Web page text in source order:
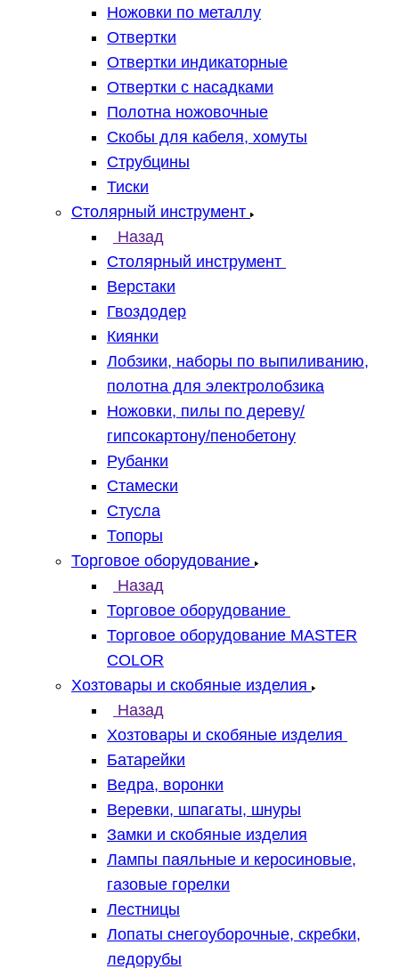
Ножовки по металлу
Отвертки
Отвертки индикаторные
Отвертки с насадками
Полотна ножовочные
Скобы для кабеля, хомуты
Струбцины
Тиски
Столярный инструмент
Назад
Столярный инструмент
Верстаки
Гвоздодер
Киянки
Лобзики, наборы по выпиливанию,
полотна для электролобзика
Ножовки, пилы по дереву/
гипсокартону/пенобетону
Рубанки
Стамески
Стусла
Топоры
Торговое оборудование
Назад
Торговое оборудование
Торговое оборудование MASTER
COLOR
Хозтовары и скобяные изделия
Назад
Хозтовары и скобяные изделия
Батарейки
Ведра, воронки
Веревки, шпагаты, шнуры
Замки и скобяные изделия
Лампы паяльные и керосиновые,
газовые горелки
Лестницы
Лопаты снегоуборочные, скребки,
ледорубы